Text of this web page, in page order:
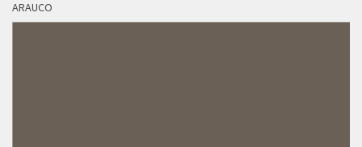
ARAUCO